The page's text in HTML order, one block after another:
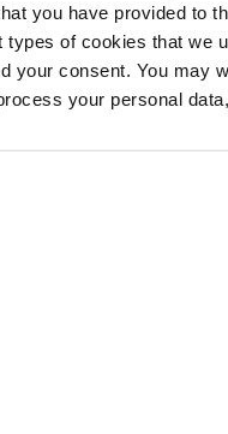
you have provided to
types of cookies that
your consent. You may
your personal